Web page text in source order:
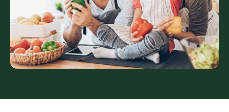
0,01 g
* Referenzmengen gemäß EU 1169/2011
Verwendungsmöglichkeiten
Als Brotaufstrich auf Toast oder Roggenbrot
Als natürliche Süße im Smoothie